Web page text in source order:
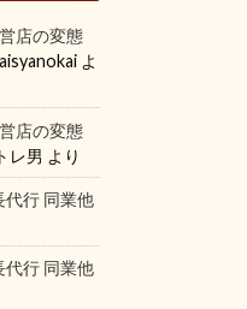
店の変態
よ
店の変態
レ男 より
代行 同業他
代行 同業他